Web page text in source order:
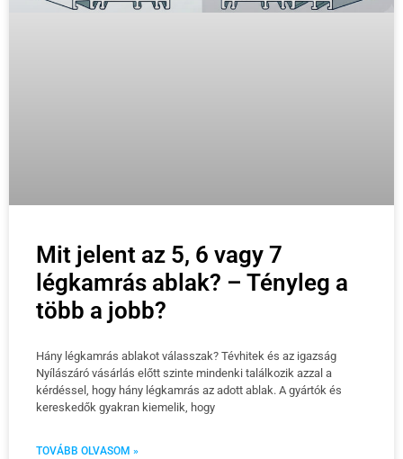
Mit jelent az 5, 6 vagy 7
légkamrás ablak? – Tényleg a
több a jobb?
Hány légkamrás ablakot válasszak? Tévhitek és az igazság
Nyílászáró vásárlás előtt szinte mindenki találkozik azzal a
kérdéssel, hogy hány légkamrás az adott ablak. A gyártók és
kereskedők gyakran kiemelik, hogy
TOVÁBB OLVASOM »